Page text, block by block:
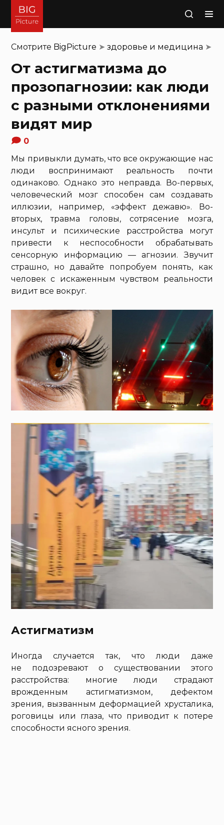
Поиск
Смотрите BigPicture ➤здоровье и медицина ➤
От астигматизма до
прозопагнозии: как люди
с разными отклонениями
видят мир
0
Мы привыкли думать, что все окружающие нас
люди воспринимают реальность почти
одинаково. Однако это неправда. Во-первых,
человеческий мозг способен сам создавать
иллюзии, например, «эффект дежавю». Во-
вторых, травма головы, сотрясение мозга,
инсульт и психические расстройства могут
привести к неспособности обрабатывать
сенсорную информацию — агнозии. Звучит
страшно, но давайте попробуем понять, как
человек с искаженным чувством реальности
видит все вокруг.
Астигматизм
Иногда случается так, что люди даже
не подозревают о существовании этого
расстройства: многие люди страдают
врожденным астигматизмом, дефектом
зрения, вызванным деформацией хрусталика,
роговицы или глаза, что приводит к потере
способности ясного зрения.